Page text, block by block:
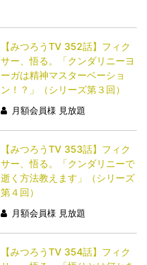
【みつろうTV 352話】フィク
サー、悟る。「クンダリニーヨ
ーガは精神マスターベーショ
ン！？」（シリーズ第３回）
月額会員様 見放題
【みつろうTV 353話】フィク
サー、悟る。「クンダリニーで
逝く方法教えます」（シリーズ
第４回）
月額会員様 見放題
【みつろうTV 354話】フィク